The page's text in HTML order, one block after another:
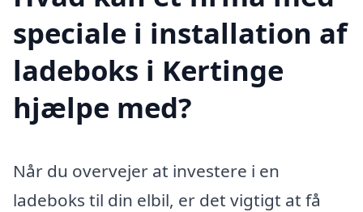
speciale i installation af
ladeboks i Kertinge
hjælpe med?
Når du overvejer at investere i en
ladeboks til din elbil, er det vigtigt at få